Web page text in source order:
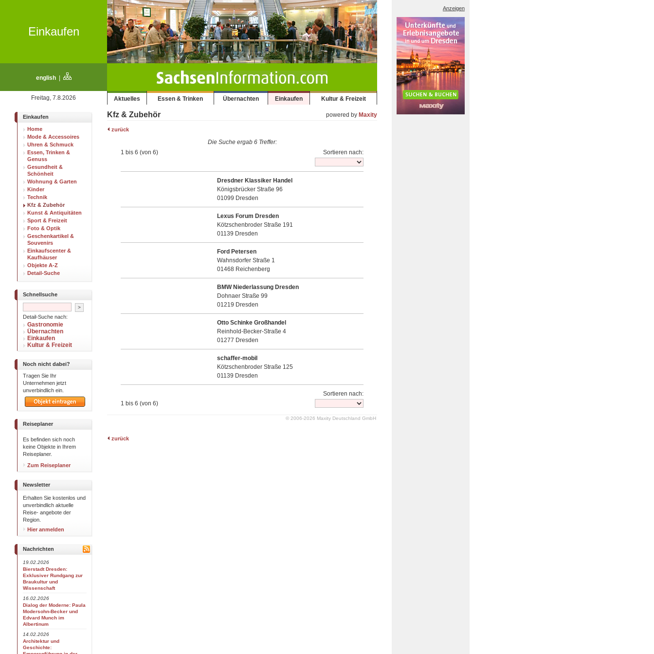
Einkaufen
english|
Freitag, 7.8.2026 Aktuelles Essen & Trinken Übernachten Einkaufen Kultur & Freizeit
Einkaufen
Home
Mode & Accessoires
Uhren & Schmuck
Essen, Trinken &
Genuss
Gesundheit &
Schönheit
Wohnung & Garten
Kinder
Technik
Kfz & Zubehör
Kunst & Antiquitäten
Sport & Freizeit
Foto & Optik
Geschenkartikel &
Souvenirs
Einkaufscenter &
Kaufhäuser
Objekte A-Z
Detail-Suche
Schnellsuche
Detail-Suche nach:
Gastronomie
Übernachten
Einkaufen
Kultur & Freizeit
Noch nicht dabei?
Tragen Sie Ihr
Unternehmen jetzt
unverbindlich ein.
Reiseplaner
Es befinden sich noch
keine Objekte in Ihrem
Reiseplaner.
Zum Reiseplaner
Newsletter
Erhalten Sie kostenlos und
unverbindlich aktuelle
Reise- angebote der
Region.
Hier anmelden
Nachrichten
19.02.2026
Bierstadt Dresden:
Exklusiver Rundgang zur
Braukultur und
Wissenschaft
16.02.2026
Dialog der Moderne: Paula
Modersohn-Becker und
Edvard Munch im
Albertinum
14.02.2026
Architektur und
Geschichte:
Kfz & Zubehör powered by Maxity
zurück
Die Suche ergab 6 Treffer:
1 bis 6 (von 6)
Sortieren nach:
Dresdner Klassiker Handel
Königsbrücker Straße 96
01099 Dresden
Lexus Forum Dresden
Kötzschenbroder Straße 191
01139 Dresden
Ford Petersen
Wahnsdorfer Straße 1
01468 Reichenberg
BMW Niederlassung Dresden
Dohnaer Straße 99
01219 Dresden
Otto Schinke Großhandel
Reinhold-Becker-Straße 4
01277 Dresden
schaffer-mobil
Kötzschenbroder Straße 125
01139 Dresden
Sortieren nach:
1 bis 6 (von 6)
© 2006-2026 Maxity Deutschland GmbH
zurück
Anzeigen